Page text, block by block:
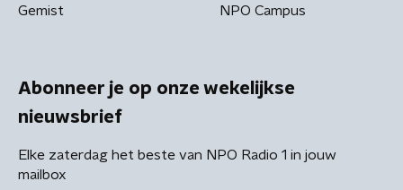
Gemist NPO Campus
Abonneer je op onze wekelijkse
nieuwsbrief
Elke zaterdag het beste van NPO Radio 1 in jouw
mailbox